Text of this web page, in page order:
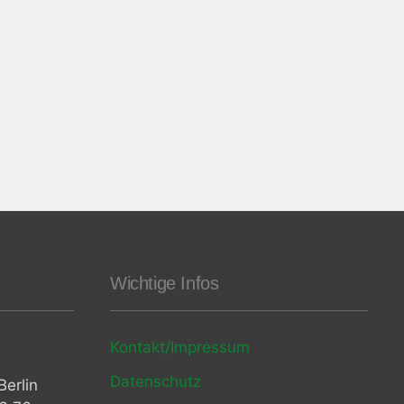
Wichtige Infos
Kontakt/Impressum
Datenschutz